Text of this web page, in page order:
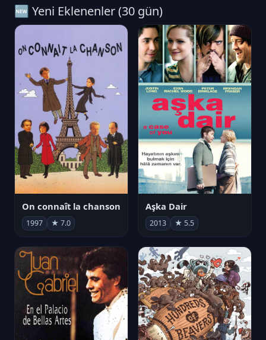
🆕 Yeni Eklenenler (30 gün)
On connaît la chanson
1997 ★ 7.0
Aşka Dair
2013 ★ 5.5